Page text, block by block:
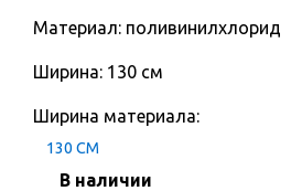
Материал: поливинилхлорид
Ширина: 130 см
Ширина материала:
130 СМ
В наличии